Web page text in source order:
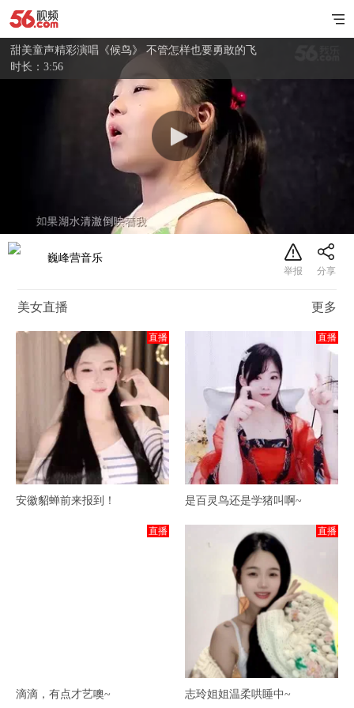
甜美童声精彩演唱《候鸟》 不管怎样也要勇敢的飞
时长：3:56
巍峰营音乐
美女直播 更多
直播
安徽貂蝉前来报到！
直播
是百灵鸟还是学猪叫啊~
直播
滴滴，有点才艺噢~
直播
志玲姐姐温柔哄睡中~